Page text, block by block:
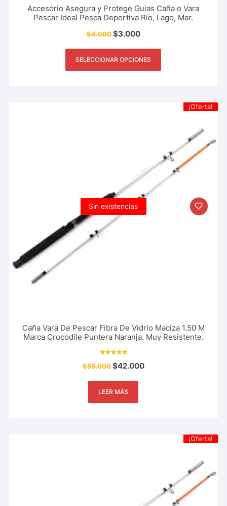
Accesorio Asegura y Protege Guias Caña o Vara
Pescar Ideal Pesca Deportiva Rio, Lago, Mar.
$4.000$3.000
SELECCIONAR OPCIONES
Sin existencias
¡Oferta!
Caña Vara De Pescar Fibra De Vidrio Maciza 1.50 M
Marca Crocodile Puntera Naranja. Muy Resistente.
5.00
de 5
$55.000$42.000
LEER MÁS
¡Oferta!